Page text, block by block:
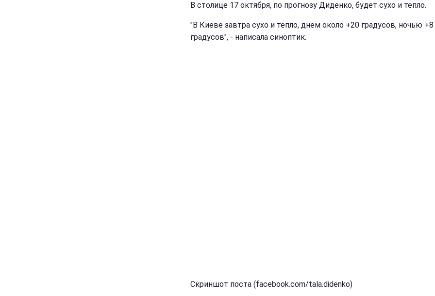
В столице 17 октября, по прогнозу Диденко, будет сухо и тепло.
"В Киеве завтра сухо и тепло, днем около +20 градусов, ночью
градусов", - написала синоптик.
Скриншот поста (facebook.com/tala.didenko)